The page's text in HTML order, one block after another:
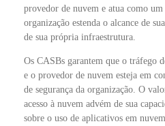
provedor de nuvem e atua como um
organização estenda o alcance de
de sua própria infraestrutura.
Os CASBs garantem que o tráfego
e o provedor de nuvem esteja em
de segurança da organização. O
acesso à nuvem advém de sua
sobre o uso de aplicativos em